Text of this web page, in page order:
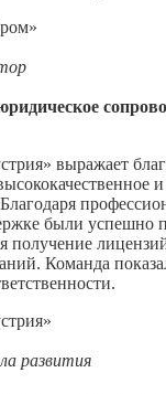
выражает
были успешно
получение
Команда
развития